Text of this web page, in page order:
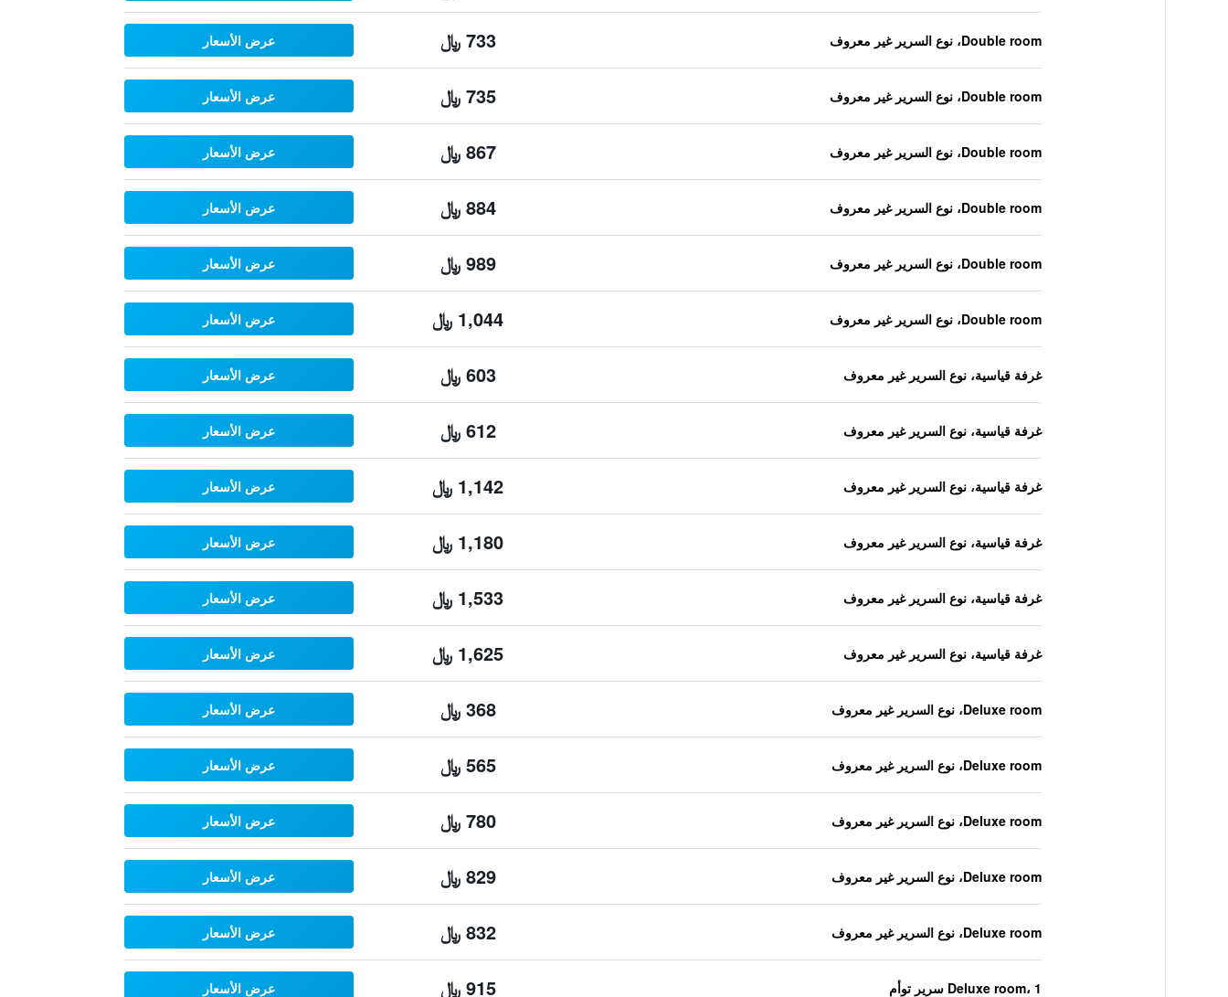
Double room، نوع السرير غير معروف 733 ﷼ عرض الأسعار
Double room، نوع السرير غير معروف 735 ﷼ عرض الأسعار
Double room، نوع السرير غير معروف 867 ﷼ عرض الأسعار
Double room، نوع السرير غير معروف 884 ﷼ عرض الأسعار
Double room، نوع السرير غير معروف 989 ﷼ عرض الأسعار
Double room، نوع السرير غير معروف 1,044 ﷼ عرض الأسعار
غرفة قياسية، نوع السرير غير معروف 603 ﷼ عرض الأسعار
غرفة قياسية، نوع السرير غير معروف 612 ﷼ عرض الأسعار
غرفة قياسية، نوع السرير غير معروف 1,142 ﷼ عرض الأسعار
غرفة قياسية، نوع السرير غير معروف 1,180 ﷼ عرض الأسعار
غرفة قياسية، نوع السرير غير معروف 1,533 ﷼ عرض الأسعار
غرفة قياسية، نوع السرير غير معروف 1,625 ﷼ عرض الأسعار
Deluxe room، نوع السرير غير معروف 368 ﷼ عرض الأسعار
Deluxe room، نوع السرير غير معروف 565 ﷼ عرض الأسعار
Deluxe room، نوع السرير غير معروف 780 ﷼ عرض الأسعار
Deluxe room، نوع السرير غير معروف 829 ﷼ عرض الأسعار
Deluxe room، نوع السرير غير معروف 832 ﷼ عرض الأسعار
Deluxe room، 1 سرير توأم 915 ﷼ عرض الأسعار